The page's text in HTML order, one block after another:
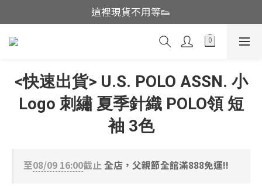
這裡現貨不用等👟
這裡現貨不用等👟
越南品牌開團中!!辣妹必收
這裡現貨不用等👟
<快速出貨> U.S. POLO ASSN. 小
Logo 刺繡 夏季針織 POLO領 短
袖 3色
至08/09 16:00截止 全店，父親節全館滿888免運!!